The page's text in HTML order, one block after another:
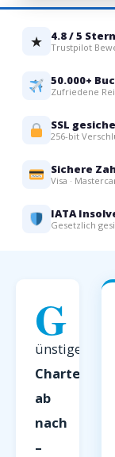
★ 4.8 / 5
Trustpilot
50.000+
Zufriedene
SSL
256-bit
Sichere
Visa ·
IATA
Gesetzlich
G
ünstige
Charterflüge
ab
nach
–